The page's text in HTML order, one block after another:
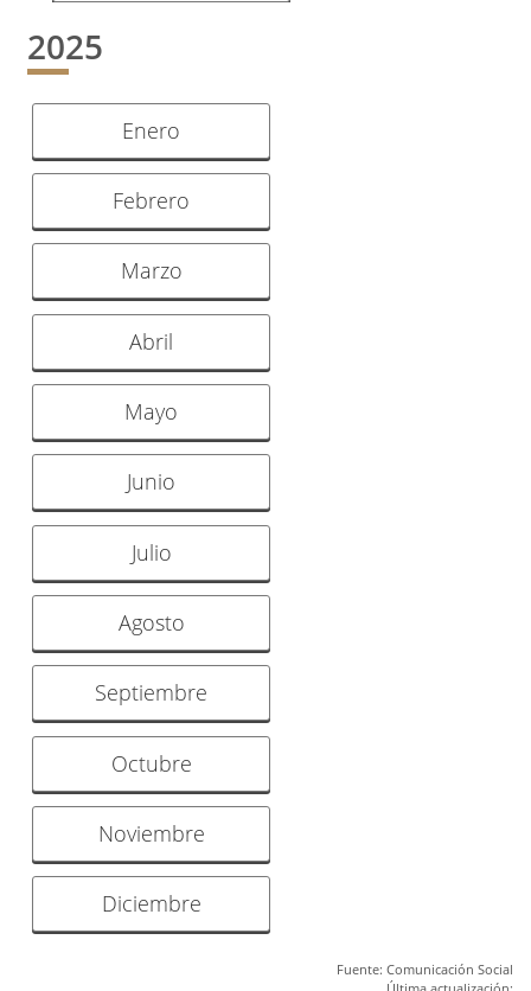
2025
Enero
Febrero
Marzo
Abril
Mayo
Junio
Julio
Agosto
Septiembre
Octubre
Noviembre
Diciembre
Fuente: Comunicación Social